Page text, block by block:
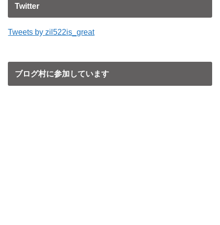
Twitter
Tweets by zil522is_great
ブログ村に参加しています